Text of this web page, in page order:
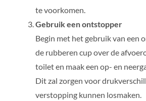
te voorkomen.
Gebruik een ontstopper
Begin met het gebruik van een
de rubberen cup over de
toilet en maak een op- en
Dit zal zorgen voor
verstopping kunnen losmaken.